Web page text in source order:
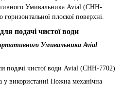
Умивальника Avial (CHH-
плоскої поверхні.
подачі чистої води
Умивальника Avial
у використанні Ножна механічна